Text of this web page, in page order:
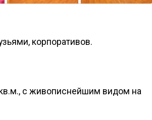
корпоративов.
с живописнейшим видом на